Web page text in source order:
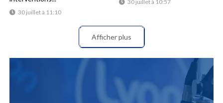
30 juillet à 11:10
30 juillet à 10:57
Afficher plus